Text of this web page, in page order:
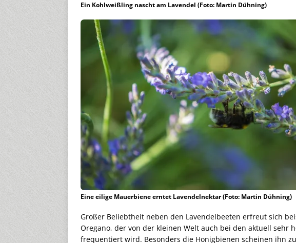
Ein Kohlweißling nascht am Lavendel (Foto: Martin Dühning)
Eine eilige Mauerbiene erntet Lavendelnektar (Foto: Martin Dühning)
Großer Beliebtheit neben den Lavendelbeeten erfreut sich
Oregano, der von der kleinen Welt auch bei den aktuell sehr
frequentiert wird. Besonders die Honigbienen scheinen ihn